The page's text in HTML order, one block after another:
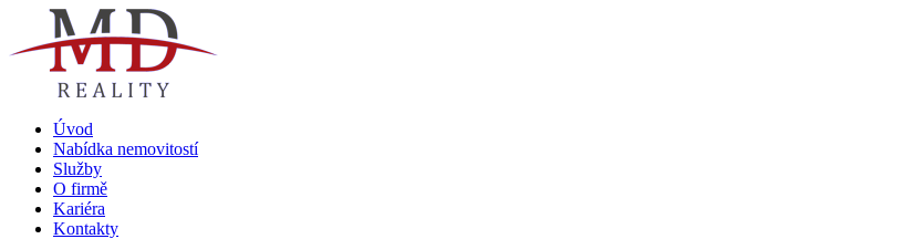
Úvod
Nabídka nemovitostí
Služby
O firmě
Kariéra
Kontakty